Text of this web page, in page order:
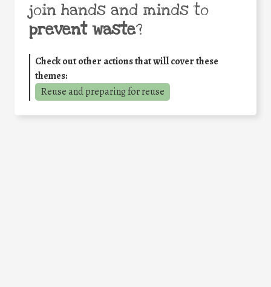
join hands and minds to
prevent waste?
Check out other actions that will cover these
themes:
Reuse and preparing for reuse